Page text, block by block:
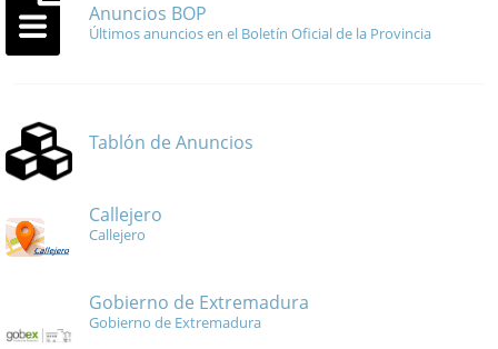
Anuncios BOP
Últimos anuncios en el Boletín Oficial de la Provincia
Tablón de Anuncios
Callejero
Callejero
Gobierno de Extremadura
Gobierno de Extremadura